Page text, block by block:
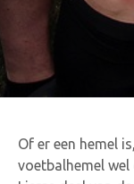
Of er een hemel
voetbalhemel wel